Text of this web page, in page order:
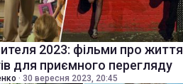
2023: фільми про життя
для приємного перегляду
· 30 вересня 2023, 20:45